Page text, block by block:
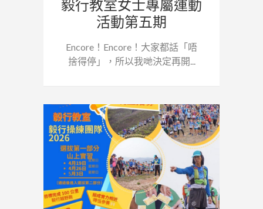
毅行教室女士專屬運動
活動第五期
Encore！Encore！大家都話「唔
捨得停」，所以我哋決定再開...